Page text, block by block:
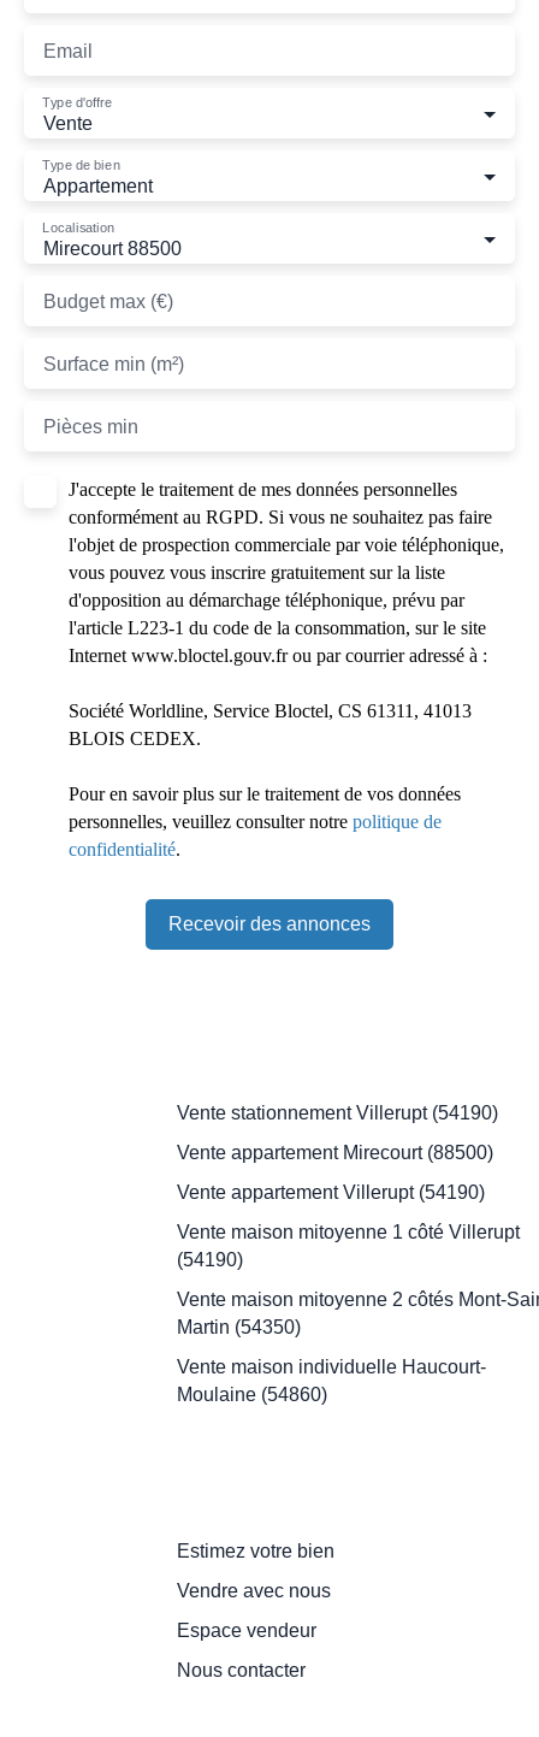
Email
Vente
Type d'offre
Appartement
Type de bien
Mirecourt 88500
Localisation
Budget max (€)
Surface min (m²)
Pièces min
J'accepte le traitement de mes données personnelles
conformément au RGPD. Si vous ne souhaitez pas faire
l'objet de prospection commerciale par voie téléphonique,
vous pouvez vous inscrire gratuitement sur la liste
d'opposition au démarchage téléphonique, prévu par
l'article L223-1 du code de la consommation, sur le site
Internet www.bloctel.gouv.fr ou par courrier adressé à :
Société Worldline, Service Bloctel, CS 61311, 41013
BLOIS CEDEX.
Pour en savoir plus sur le traitement de vos données
personnelles, veuillez consulter notre politique de
confidentialité.
Recevoir des annonces
Vente stationnement Villerupt (54190)
Vente appartement Mirecourt (88500)
Vente appartement Villerupt (54190)
Vente maison mitoyenne 1 côté Villerupt
(54190)
Vente maison mitoyenne 2 côtés Mont-
Martin (54350)
Vente maison individuelle Haucourt-
Moulaine (54860)
Estimez votre bien
Vendre avec nous
Espace vendeur
Nous contacter